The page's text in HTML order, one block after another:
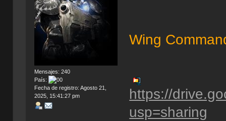
Mensajes: 240
País:
Fecha de registro: Agosto 21,
2025, 15:41:27 pm
Wing
https://
usp=sharing